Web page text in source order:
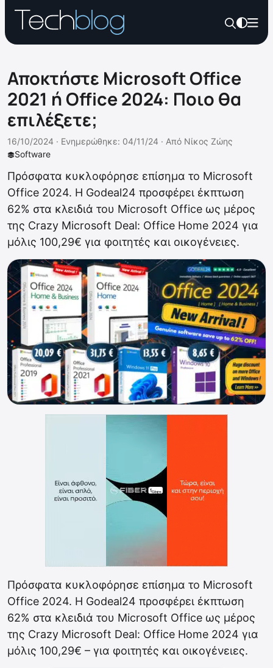
Αποκτήστε Microsoft Office
2021 ή Office 2024: Ποιο θα
επιλέξετε;
Software
16/10/2024 · Ενημερώθηκε: 04/11/24 · Από Νίκος Ζώης
Πρόσφατα κυκλοφόρησε επίσημα το Microsoft
Office 2024. Η Godeal24 προσφέρει έκπτωση
62% στα κλειδιά του Microsoft Office ως μέρος
της Crazy Microsoft Deal: Office Home 2024 για
μόλις 100,29€ για φοιτητές και οικογένειες.
Πρόσφατα κυκλοφόρησε επίσημα το Microsoft
Office 2024. Η Godeal24 προσφέρει έκπτωση
62% στα κλειδιά του Microsoft Office ως μέρος
της Crazy Microsoft Deal: Office Home 2024 για
μόλις 100,29€ – για φοιτητές και οικογένειες.